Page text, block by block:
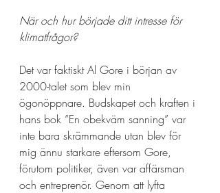
När och hur började ditt intresse för
klimatfrågor?
Det var faktiskt Al Gore i början av
2000-talet som blev min
ögonöppnare. Budskapet och kraften i
hans bok ”En obekväm sanning” var
inte bara skrämmande utan blev för
mig ännu starkare eftersom Gore,
förutom politiker, även var affärsman
och entreprenör. Genom att lyfta